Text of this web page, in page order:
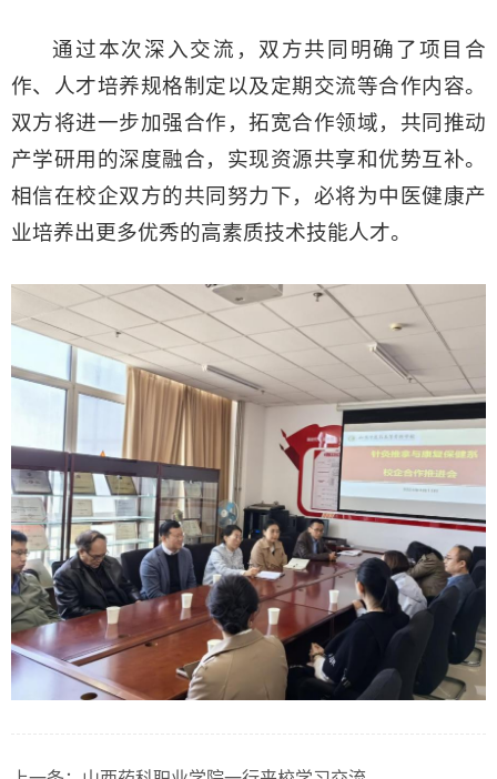
通过本次深入交流，双方共同明确了项目合
作、人才培养规格制定以及定期交流等合作内容。
双方将进一步加强合作，拓宽合作领域，共同推动
产学研用的深度融合，实现资源共享和优势互补。
相信在校企双方的共同努力下，必将为中医健康产
业培养出更多优秀的高素质技术技能人才。